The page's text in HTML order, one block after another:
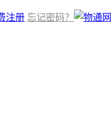
注册 忘记密码？